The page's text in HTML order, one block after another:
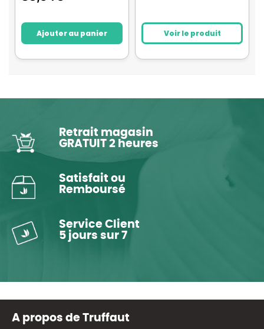
Ajouter au panier Voir le produit
Retrait magasin
GRATUIT 2 heures
Satisfait ou
Remboursé
Service Client
5 jours sur 7
A propos de Truffaut